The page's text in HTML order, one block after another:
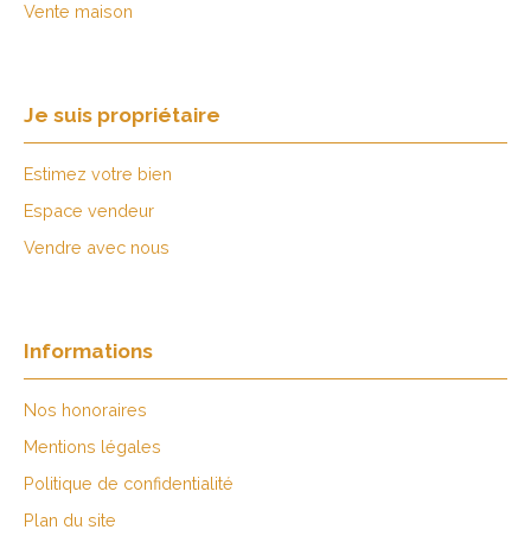
Vente maison
Je suis propriétaire
Estimez votre bien
Espace vendeur
Vendre avec nous
Informations
Nos honoraires
Mentions légales
Politique de confidentialité
Plan du site